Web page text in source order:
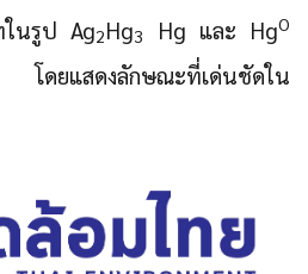
นรูป Ag2Hg3 Hg และ HgO
สดงลักษณะที่เด่นชัดใน